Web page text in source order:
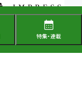
特集・連載